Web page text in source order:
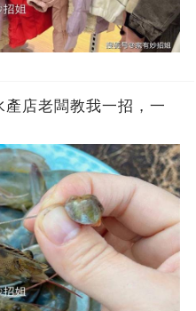
店老闆教我一招，一